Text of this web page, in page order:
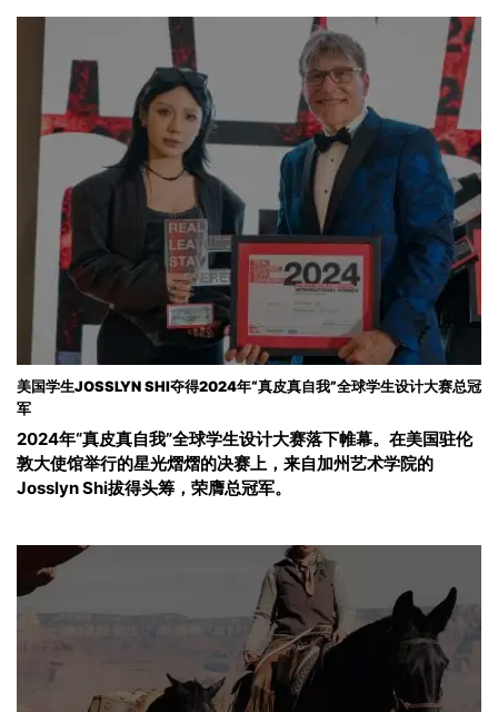
美国学生JOSSLYN SHI夺得2024年“真皮真自我”全球学生设计大赛总冠
军
2024年“真皮真自我”全球学生设计大赛落下帷幕。在美国驻伦
敦大使馆举行的星光熠熠的决赛上，来自加州艺术学院的
Josslyn Shi拔得头筹，荣膺总冠军。